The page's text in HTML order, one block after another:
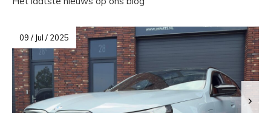
09 / Jul / 2025